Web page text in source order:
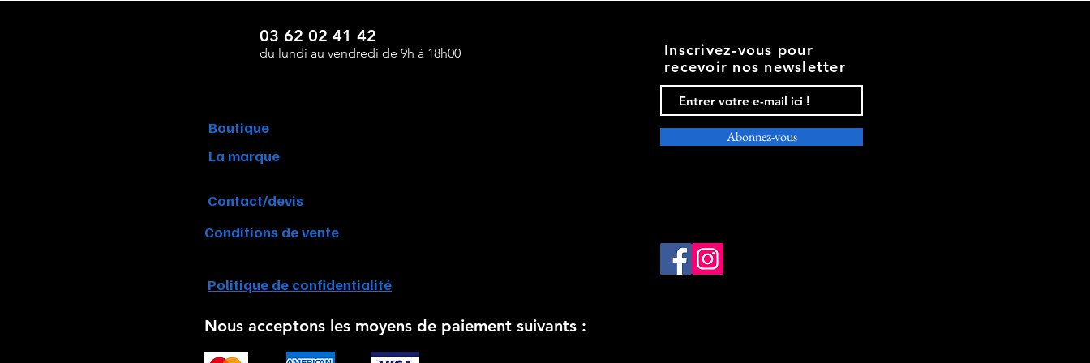
de
de
03 62 02 41 42
du lundi au vendredi de 9h à 18h00
Boutique
La marque
Contact/devis
Inscrivez-vous pour
recevoir nos newsletter
Abonnez-vous
Conditions de vente
Politique de confidentialité
Nous acceptons les moyens de paiement suivants :